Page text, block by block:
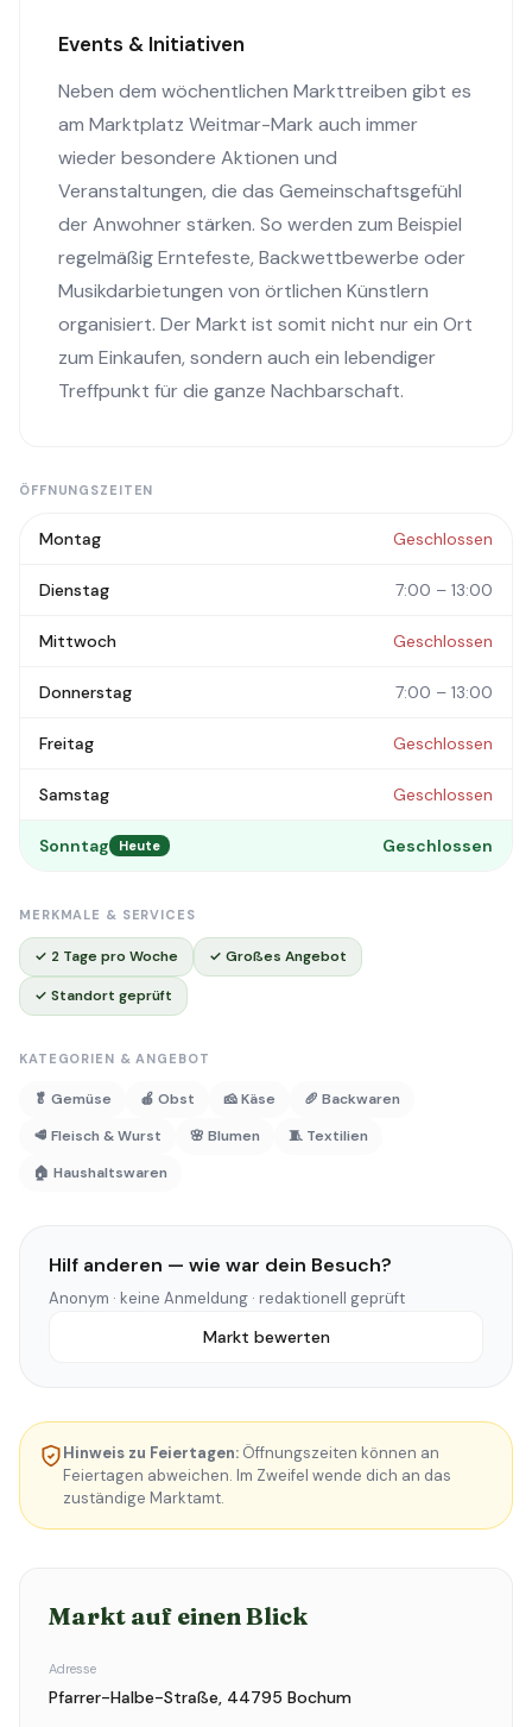
Events & Initiativen
Neben dem wöchentlichen Markttreiben gibt es
am Marktplatz Weitmar-Mark auch immer
wieder besondere Aktionen und
Veranstaltungen, die das Gemeinschaftsgefühl
der Anwohner stärken. So werden zum Beispiel
regelmäßig Erntefeste, Backwettbewerbe oder
Musikdarbietungen von örtlichen Künstlern
organisiert. Der Markt ist somit nicht nur ein Ort
zum Einkaufen, sondern auch ein lebendiger
Treffpunkt für die ganze Nachbarschaft.
ÖFFNUNGSZEITEN
Montag Geschlossen
Dienstag 7:00 – 13:00
Mittwoch Geschlossen
Donnerstag 7:00 – 13:00
Freitag Geschlossen
Samstag Geschlossen
Sonntag Heute Geschlossen
MERKMALE & SERVICES
✓ 2 Tage pro Woche ✓ Großes Angebot
✓ Standort geprüft
KATEGORIEN & ANGEBOT
🥬 Gemüse 🍎 Obst 🧀 Käse
🥖 Backwaren
🥩 Fleisch & Wurst
🌸 Blumen
🧵 Textilien
🏠 Haushaltswaren
Hilf anderen — wie war dein Besuch?
Anonym · keine Anmeldung · redaktionell geprüft
Markt bewerten
Hinweis zu Feiertagen: Öffnungszeiten können an
Feiertagen abweichen. Im Zweifel wende dich an das
zuständige Marktamt.
Markt auf einen Blick
Adresse
Pfarrer-Halbe-Straße, 44795 Bochum